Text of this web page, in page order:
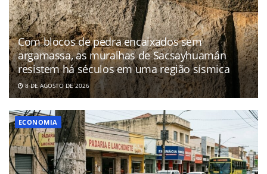
Com blocos de pedra encaixados sem
argamassa, as muralhas de Sacsayhuamán
resistem há séculos em uma região sísmica
8 DE AGOSTO DE 2026
ECONOMIA